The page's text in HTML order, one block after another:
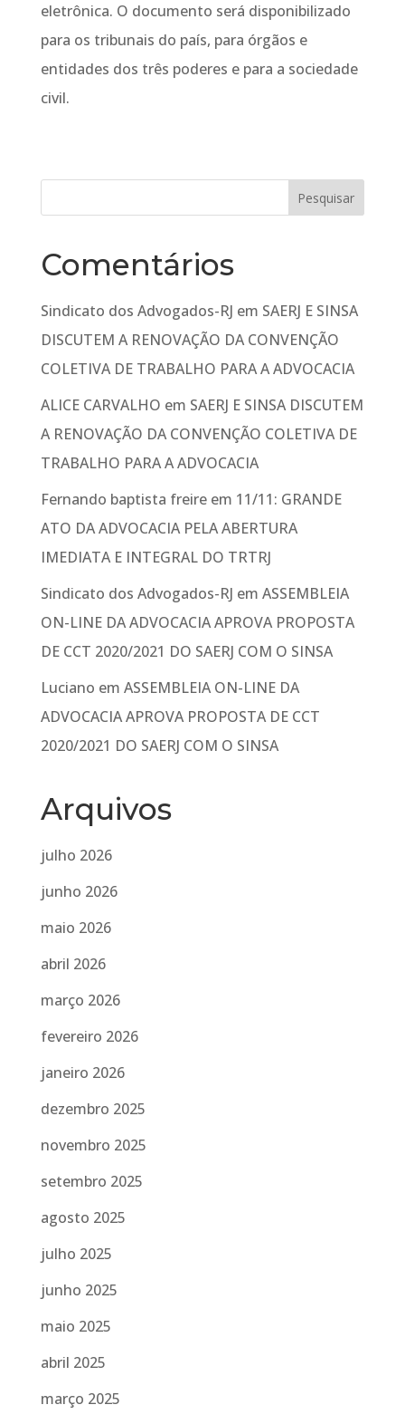
eletrônica. O documento será disponibilizado
para os tribunais do país, para órgãos e
entidades dos três poderes e para a sociedade
civil.
Comentários
Sindicato dos Advogados-RJ em SAERJ E SINSA
DISCUTEM A RENOVAÇÃO DA CONVENÇÃO
COLETIVA DE TRABALHO PARA A ADVOCACIA
ALICE CARVALHO em SAERJ E SINSA DISCUTEM
A RENOVAÇÃO DA CONVENÇÃO COLETIVA DE
TRABALHO PARA A ADVOCACIA
Fernando baptista freireem 11/11: GRANDE
ATO DA ADVOCACIA PELA ABERTURA
IMEDIATA E INTEGRAL DO TRTRJ
Sindicato dos Advogados-RJ em ASSEMBLEIA
ON-LINE DA ADVOCACIA APROVA PROPOSTA
DE CCT 2020/2021 DO SAERJ COM O SINSA
Luciano em ASSEMBLEIA ON-LINE DA
ADVOCACIA APROVA PROPOSTA DE CCT
2020/2021 DO SAERJ COM O SINSA
Arquivos
julho 2026
junho 2026
maio 2026
abril 2026
março 2026
fevereiro 2026
janeiro 2026
dezembro 2025
novembro 2025
setembro 2025
agosto 2025
julho 2025
junho 2025
maio 2025
abril 2025
março 2025